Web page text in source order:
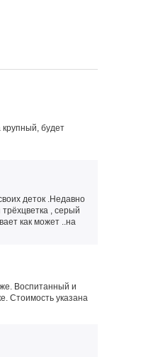
крупный, будет
деток .Недавно
, серый
как может ..на
Воспитанный и
Стоимость указана